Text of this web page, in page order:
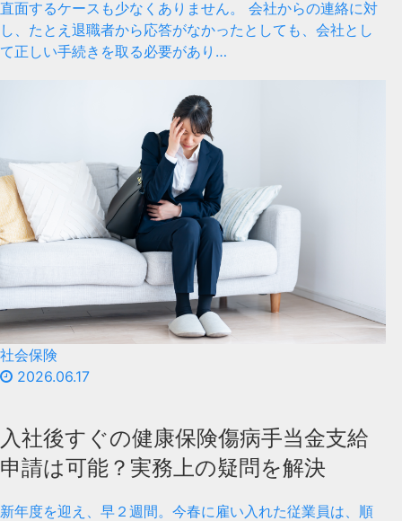
直面するケースも少なくありません。 会社からの連絡に対
し、たとえ退職者から応答がなかったとしても、会社とし
て正しい手続きを取る必要があり…
社会保険
2026.06.17
入社後すぐの健康保険傷病手当金支給
申請は可能？実務上の疑問を解決
新年度を迎え、早２週間。今春に雇い入れた従業員は、順